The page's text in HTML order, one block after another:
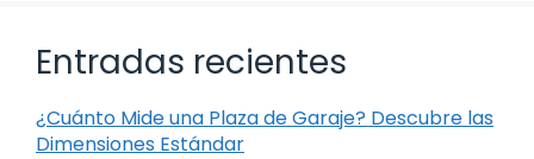
Entradas recientes
¿Cuánto Mide una Plaza de Garaje? Descubre las
Dimensiones Estándar